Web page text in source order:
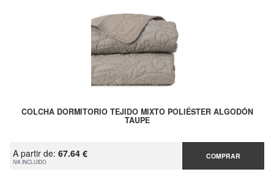
COLCHA DORMITORIO TEJIDO MIXTO POLIÉSTER ALGODÓN
TAUPE
A partir de: 67.64 €
IVA INCLUIDO
COMPRAR